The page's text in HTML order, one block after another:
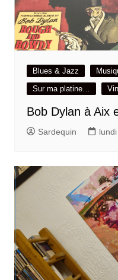
Blues & Jazz
Sur ma platine…
Bob Dylan à Aix
Sardequin